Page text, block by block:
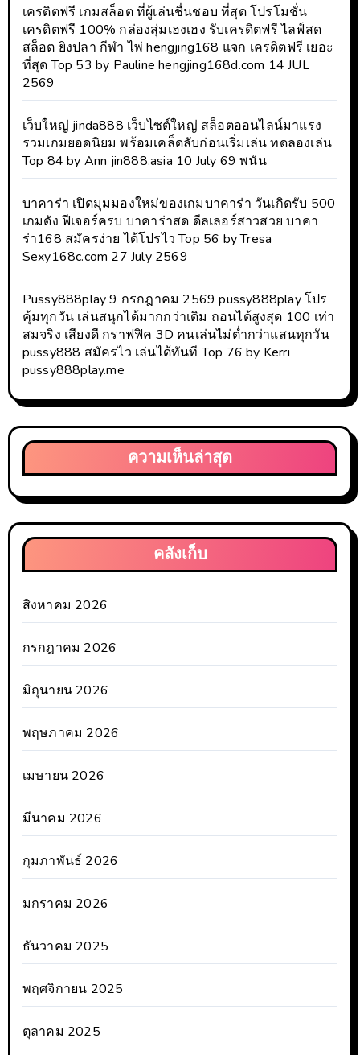
เครดิตฟรี เกมสล็อต ที่ผู้เล่นชื่นชอบ ที่สุด โปรโมชั่น
เครดิตฟรี 100% กล่องสุ่มเฮงเฮง รับเครดิตฟรี ไลฟ์สด
สล็อต ยิงปลา กีฬา ไพ่ hengjing168 แจก เครดิตฟรี เยอะ
ที่สุด Top 53 by Pauline hengjing168d.com 14 JUL
2569
เว็บใหญ่ jinda888 เว็บไซต์ใหญ่ สล็อตออนไลน์มาแรง
รวมเกมยอดนิยม พร้อมเคล็ดลับก่อนเริ่มเล่น ทดลองเล่น
Top 84 by Ann jin888.asia 10 July 69 พนัน
บาคาร่า เปิดมุมมองใหม่ของเกมบาคาร่า วันเกิดรับ 500
เกมดัง ฟีเจอร์ครบ บาคาร่าสด ดีลเลอร์สาวสวย บาคา
ร่า168 สมัครง่าย ได้โปรไว Top 56 by Tresa
Sexy168c.com 27 July 2569
Pussy888play 9 กรกฎาคม 2569 pussy888play โปร
คุ้มทุกวัน เล่นสนุกได้มากกว่าเดิม ถอนได้สูงสุด 100 เท่า
สมจริง เสียงดี กราฟฟิค 3D คนเล่นไม่ต่ำกว่าแสนทุกวัน
pussy888 สมัครไว เล่นได้ทันที Top 76 by Kerri
pussy888play.me
ความเห็นล่าสุด
คลังเก็บ
สิงหาคม 2026
กรกฎาคม 2026
มิถุนายน 2026
พฤษภาคม 2026
เมษายน 2026
มีนาคม 2026
กุมภาพันธ์ 2026
มกราคม 2026
ธันวาคม 2025
พฤศจิกายน 2025
ตุลาคม 2025